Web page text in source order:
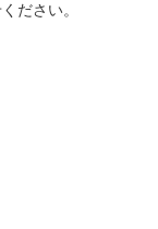
ださい。